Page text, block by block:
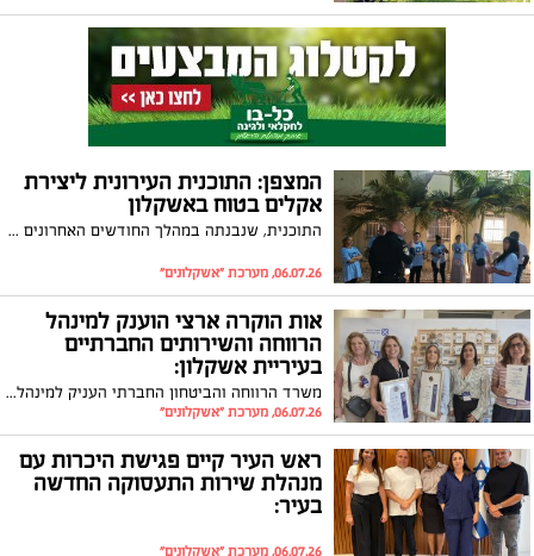
המצפן: התוכנית העירונית ליצירת
אקלים בטוח באשקלון
התוכנית, שנבנתה במהלך החודשים האחרונים בשיתוף כלל הגורמים בעיר, תחל כבר הקיץ עם שורת פעילויות ומענים לבני הנוער
06.07.26, מערכת "אשקלונים"
אות הוקרה ארצי הוענק למינהל
הרווחה והשירותים החברתיים
בעיריית אשקלון:
משרד הרווחה והביטחון החברתי העניק למינהל הרווחה אות הוקרה על פעילות יוצאת דופן במלחמת "חרבות ברזל" ובמבצע "עם כלביא"
06.07.26, מערכת "אשקלונים"
ראש העיר קיים פגישת היכרות עם
מנהלת שירות התעסוקה החדשה
בעיר:
06.07.26, מערכת "אשקלונים"